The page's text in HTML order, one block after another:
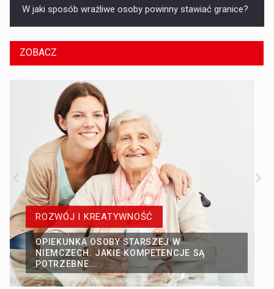
W jaki sposób wrażliwe osoby powinny stawiać granice?
ZOBACZ
ROZWÓJ I KREATYWNOŚĆ
OPIEKUNKA OSOBY STARSZEJ W
NIEMCZECH. JAKIE KOMPETENCJE SĄ
POTRZEBNE...